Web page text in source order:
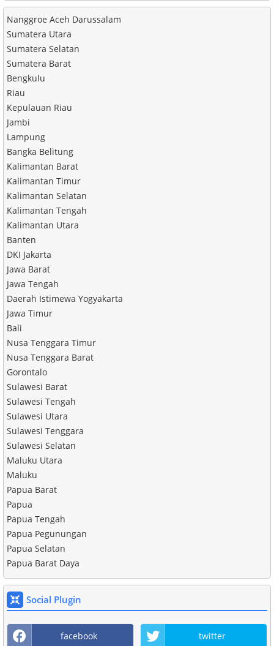
Nanggroe Aceh Darussalam
Sumatera Utara
Sumatera Selatan
Sumatera Barat
Bengkulu
Riau
Kepulauan Riau
Jambi
Lampung
Bangka Belitung
Kalimantan Barat
Kalimantan Timur
Kalimantan Selatan
Kalimantan Tengah
Kalimantan Utara
Banten
DKI Jakarta
Jawa Barat
Jawa Tengah
Daerah Istimewa Yogyakarta
Jawa Timur
Bali
Nusa Tenggara Timur
Nusa Tenggara Barat
Gorontalo
Sulawesi Barat
Sulawesi Tengah
Sulawesi Utara
Sulawesi Tenggara
Sulawesi Selatan
Maluku Utara
Maluku
Papua Barat
Papua
Papua Tengah
Papua Pegunungan
Papua Selatan
Papua Barat Daya
Social Plugin
facebook twitter